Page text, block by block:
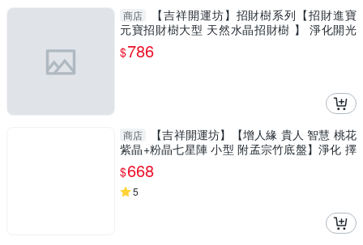
商店
【吉祥開運坊】招財樹系列【招財進寶
元寶招財樹大型 天然水晶招財樹 】 淨化開光
擇日
$786
商店
【吉祥開運坊】【增人緣 貴人 智慧 桃花
紫晶+粉晶七星陣 小型 附孟宗竹底盤】淨化 擇
日
$668
5